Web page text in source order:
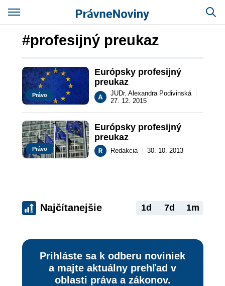
#profesijný preukaz
Právo
Európsky profesijný
preukaz
JUDr. Alexandra Podivinská
27. 12. 2015
Právo
Európsky profesijný
preukaz
Redakcia 30. 10. 2013
Najčítanejšie 1d 7d 1m
Prihláste sa k odberu noviniek
a majte aktuálny prehľad v
oblasti práva a zákonov.